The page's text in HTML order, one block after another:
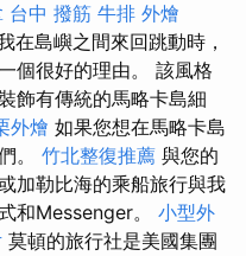
台中 撥筋 牛排 外燴
在島嶼之間來回跳動時，
個很好的理由。 該風格
飾有傳統的馬略卡島細
外燴 如果您想在馬略卡島
。 竹北整復推薦 與您的
加勒比海的乘船旅行與我
和Messenger。 小型外
莫頓的旅行社是美國集團